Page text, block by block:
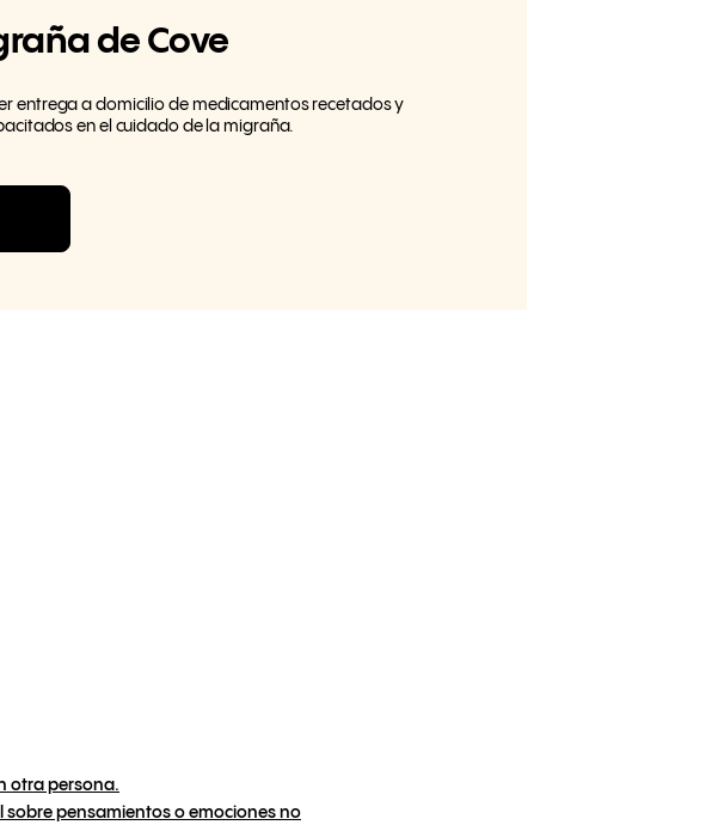
de Cove
entrega a domicilio de medicamentos recetados y
en el cuidado de la migraña.
otra persona.
sobre pensamientos o emociones no